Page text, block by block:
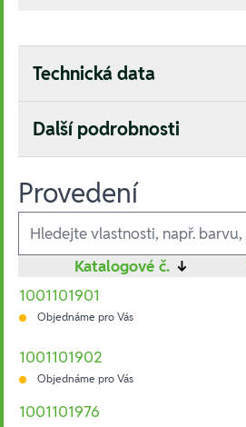
Technická data
Další podrobnosti
Provedení
Ausführungen
Katalogové č. ↓
1001101901
Objednáme pro Vás
1001101902
Objednáme pro Vás
1001101976